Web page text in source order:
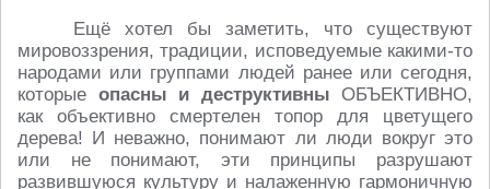
Ещё хотел бы заметить, что существуют
мировоззрения, традиции, исповедуемые какими-то
народами или группами людей ранее или сегодня,
которые опасны и деструктивны ОБЪЕКТИВНО,
как объективно смертелен топор для цветущего
дерева! И неважно, понимают ли люди вокруг это
или не понимают, эти принципы разрушают
развившуюся культуру и налаженную гармоничную